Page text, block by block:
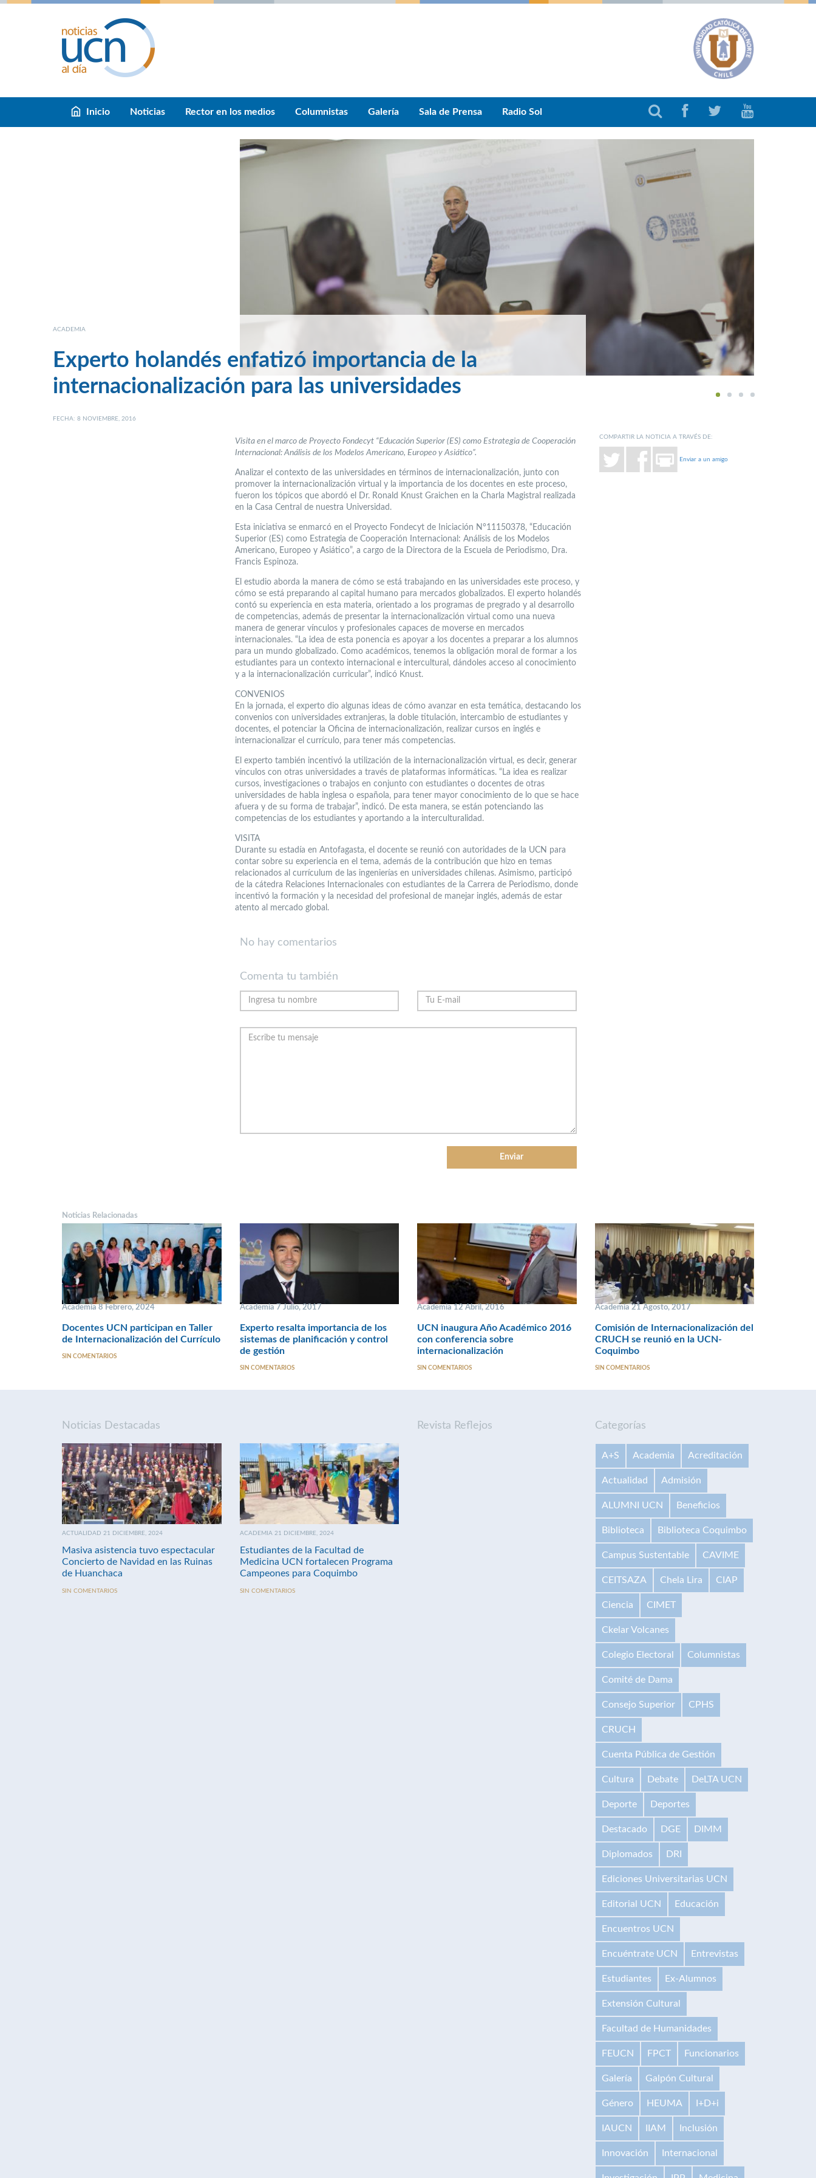
Inicio Noticias Rector en los medios Columnistas Galería Sala de Prensa Radio Sol
1 2 3 4
ACADEMIA
Experto holandés enfatizó importancia de la
internacionalización para las universidades
FECHA: 8 NOVIEMBRE, 2016
Visita en el marco de Proyecto Fondecyt “Educación Superior (ES) como Estrategia de Cooperación
Internacional: Análisis de los Modelos Americano, Europeo y Asiático”.
Analizar el contexto de las universidades en términos de internacionalización, junto con
promover la internacionalización virtual y la importancia de los docentes en este proceso,
fueron los tópicos que abordó el Dr. Ronald Knust Graichen en la Charla Magistral realizada
en la Casa Central de nuestra Universidad.
Esta iniciativa se enmarcó en el Proyecto Fondecyt de Iniciación N°11150378, “Educación
Superior (ES) como Estrategia de Cooperación Internacional: Análisis de los Modelos
Americano, Europeo y Asiático”, a cargo de la Directora de la Escuela de Periodismo, Dra.
Francis Espinoza.
El estudio aborda la manera de cómo se está trabajando en las universidades este proceso, y
cómo se está preparando al capital humano para mercados globalizados. El experto holandés
contó su experiencia en esta materia, orientado a los programas de pregrado y al desarrollo
de competencias, además de presentar la internacionalización virtual como una nueva
manera de generar vínculos y profesionales capaces de moverse en mercados
internacionales. “La idea de esta ponencia es apoyar a los docentes a preparar a los alumnos
para un mundo globalizado. Como académicos, tenemos la obligación moral de formar a los
estudiantes para un contexto internacional e intercultural, dándoles acceso al conocimiento
y a la internacionalización curricular”, indicó Knust.
CONVENIOS
En la jornada, el experto dio algunas ideas de cómo avanzar en esta temática, destacando los
convenios con universidades extranjeras, la doble titulación, intercambio de estudiantes y
docentes, el potenciar la Oficina de internacionalización, realizar cursos en inglés e
internacionalizar el currículo, para tener más competencias.
El experto también incentivó la utilización de la internacionalización virtual, es decir, generar
vínculos con otras universidades a través de plataformas informáticas. “La idea es realizar
cursos, investigaciones o trabajos en conjunto con estudiantes o docentes de otras
universidades de habla inglesa o española, para tener mayor conocimiento de lo que se hace
afuera y de su forma de trabajar”, indicó. De esta manera, se están potenciando las
competencias de los estudiantes y aportando a la interculturalidad.
VISITA
Durante su estadía en Antofagasta, el docente se reunió con autoridades de la UCN para
contar sobre su experiencia en el tema, además de la contribución que hizo en temas
relacionados al currículum de las ingenierías en universidades chilenas. Asimismo, participó
de la cátedra Relaciones Internacionales con estudiantes de la Carrera de Periodismo, donde
incentivó la formación y la necesidad del profesional de manejar inglés, además de estar
atento al mercado global.
COMPARTIR LA NOTICIA A TRAVÉS DE:
Enviar a un amigo
No hay comentarios
Comenta tu también
Noticias Relacionadas
Academia 8 Febrero, 2024
Docentes UCN participan en Taller
de Internacionalización del Currículo
SIN COMENTARIOS
Academia 7 Julio, 2017
Experto resalta importancia de los
sistemas de planificación y control
de gestión
SIN COMENTARIOS
Academia 12 Abril, 2016
UCN inaugura Año Académico 2016
con conferencia sobre
internacionalización
SIN COMENTARIOS
Academia 21 Agosto, 2017
Comisión de Internacionalización del
CRUCH se reunió en la UCN-
Coquimbo
SIN COMENTARIOS
Noticias Destacadas
ACTUALIDAD 21 DICIEMBRE, 2024
Masiva asistencia tuvo espectacular
Concierto de Navidad en las Ruinas
de Huanchaca
SIN COMENTARIOS
ACADEMIA 21 DICIEMBRE, 2024
Estudiantes de la Facultad de
Medicina UCN fortalecen Programa
Campeones para Coquimbo
SIN COMENTARIOS
Revista Reflejos Categorías
A+S Academia Acreditación
Actualidad Admisión
ALUMNI UCN Beneficios
Biblioteca Biblioteca Coquimbo
Campus Sustentable CAVIME
CEITSAZA Chela Lira CIAP
Ciencia CIMET
Ckelar Volcanes
Colegio Electoral Columnistas
Comité de Dama
Consejo Superior CPHS
CRUCH
Cuenta Pública de Gestión
Cultura Debate DeLTA UCN
Deporte Deportes
Destacado DGE DIMM
Diplomados DRI
Ediciones Universitarias UCN
Editorial UCN Educación
Encuentros UCN
Encuéntrate UCN Entrevistas
Estudiantes Ex-Alumnos
Extensión Cultural
Facultad de Humanidades
FEUCN FPCT Funcionarios
Galería Galpón Cultural
Género HEUMA I+D+i
IAUCN IIAM Inclusión
Innovación Internacional